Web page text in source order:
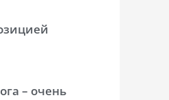
– очень